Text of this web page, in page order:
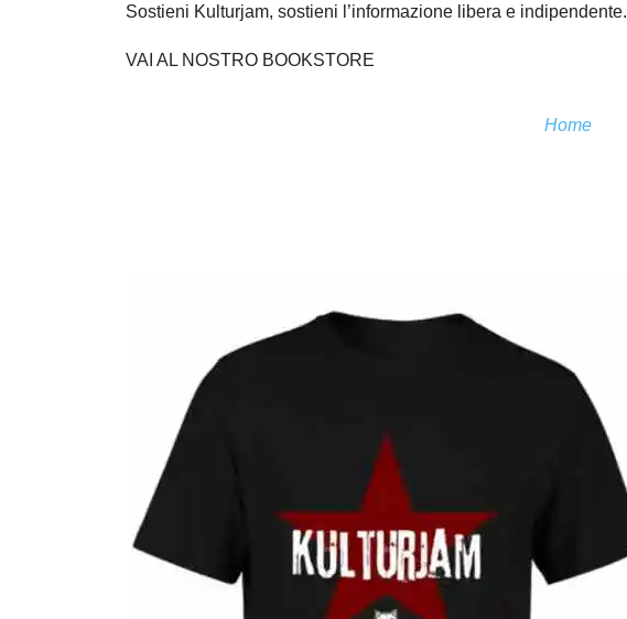
Sostieni Kulturjam, sostieni l’informazione libera e indipendente.
VAI AL NOSTRO BOOKSTORE
Home